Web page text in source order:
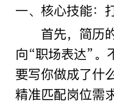
一、核心技能：
首先，简历
向“职场表达”。
要写你做成了什
精准匹配岗位需